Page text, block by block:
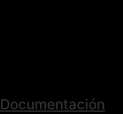
Documentación